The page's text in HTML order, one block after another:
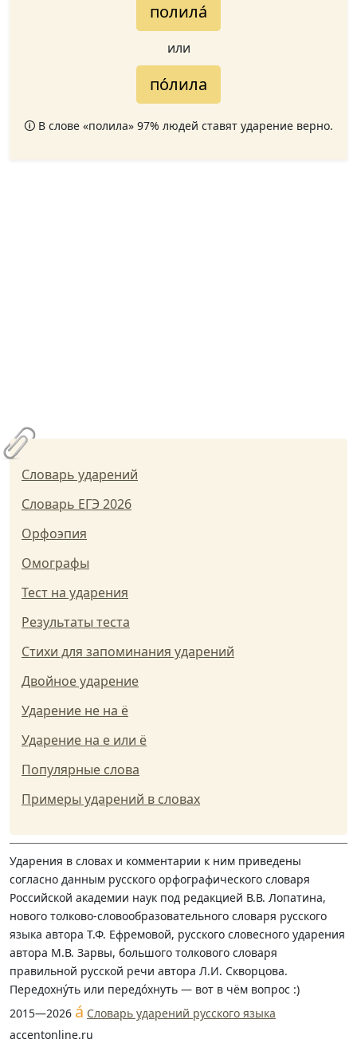
полила́
или
по́лила
🛈 В слове «полила» 97% людей ставят ударение верно.
Словарь ударений
Словарь ЕГЭ 2026
Орфоэпия
Омографы
Тест на ударения
Результаты теста
Стихи для запоминания ударений
Двойное ударение
Ударение не на ё
Ударение на е или ё
Популярные слова
Примеры ударений в словах
Ударения в словах и комментарии к ним приведены
согласно данным русского орфографического словаря
Российской академии наук под редакцией В.В. Лопатина,
нового толково-словообразовательного словаря русского
языка автора Т.Ф. Ефремовой, русского словесного ударения
автора М.В. Зарвы, большого толкового словаря
правильной русской речи автора Л.И. Скворцова.
Передохну́ть или передо́хнуть — вот в чём вопрос :)
2015—2026 á Словарь ударений русского языка
accentonline.ru